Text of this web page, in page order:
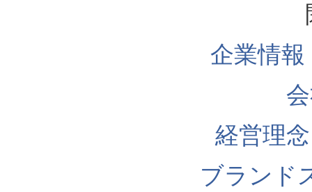
企業情
経営理
ブランド